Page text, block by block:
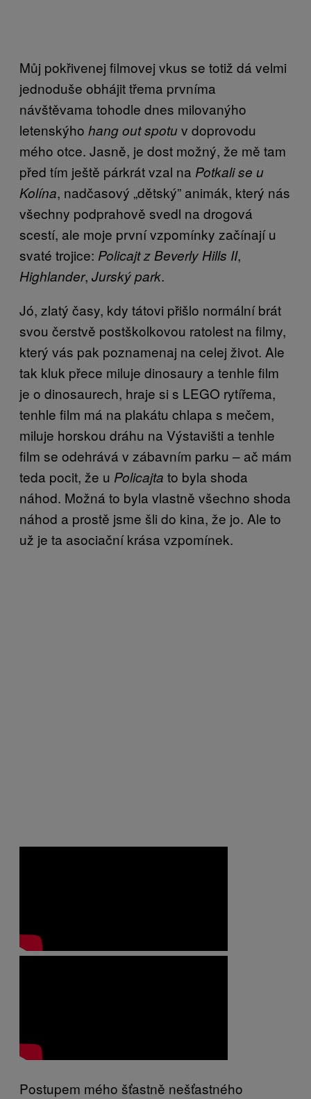
Můj pokřivenej filmovej vkus se totiž dá velmi
jednoduše obhájit třema prvníma
návštěvama tohodle dnes milovanýho
letenskýho hang out spotuv doprovodu
mého otce. Jasně, je dost možný, že mě tam
před tím ještě párkrát vzal na Potkali se u
Kolína, nadčasový „dětský” animák, který nás
všechny podprahově svedl na drogová
scestí, ale moje první vzpomínky začínají u
svaté trojice: Policajt z Beverly Hills II,
Highlander, Jurský park.
Jó, zlatý časy, kdy tátovi přišlo normální brát
svou čerstvě postškolkovou ratolest na filmy,
který vás pak poznamenaj na celej život. Ale
tak kluk přece miluje dinosaury a tenhle film
je o dinosaurech, hraje si s LEGO rytířema,
tenhle film má na plakátu chlapa s mečem,
miluje horskou dráhu na Výstavišti a tenhle
film se odehrává v zábavním parku – ač mám
teda pocit, že u Policajta to byla shoda
náhod. Možná to byla vlastně všechno shoda
náhod a prostě jsme šli do kina, že jo. Ale to
už je ta asociační krása vzpomínek.
Postupem mého šťastně nešťastného